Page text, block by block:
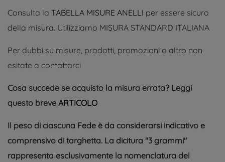
Consulta la TABELLA MISURE ANELLI per essere sicuro
della misura. Utilizziamo MISURA STANDARD ITALIANA
Per dubbi su misure, prodotti, promozioni o altro non
esitate a contattarci
Cosa succede se acquisto la misura errata? Leggi
questo breve ARTICOLO
Il peso di ciascuna Fede è da considerarsi indicativo e
comprensivo di targhetta. La dicitura ''3 grammi''
rappresenta esclusivamente la nomenclatura del